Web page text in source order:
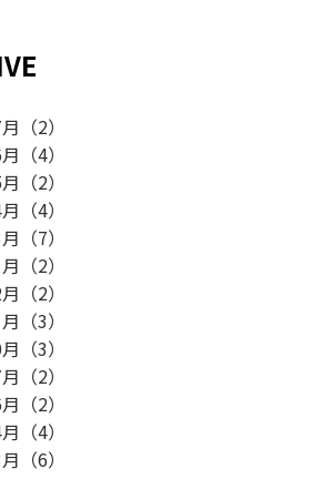
（2）
（4）
（2）
（4）
（7）
（2）
（2）
（3）
（3）
（2）
（2）
（4）
（6）